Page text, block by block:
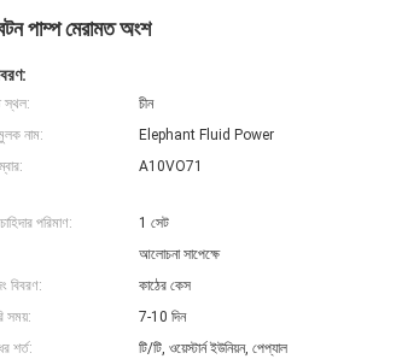
পাম্প মেরামত অংশ
স্থল:
চীন
নাম:
Elephant Fluid Power
A10VO71
পরিমাণ:
1 সেট
আলোচনা সাপেক্ষে
বিবরণ:
কাঠের কেস
সময়:
7-10 দিন
শর্ত:
টি/টি, ওয়েস্টার্ন ইউনিয়ন, পেপ্যাল